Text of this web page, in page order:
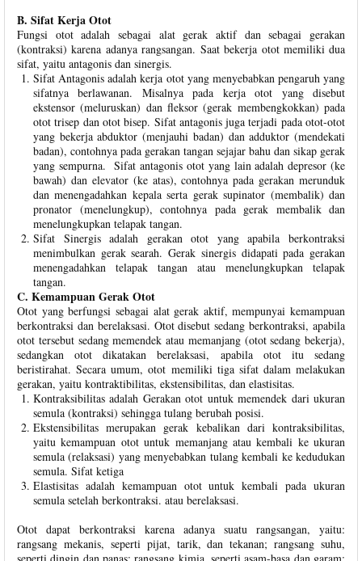
B. Sifat Kerja Otot
Fungsi otot adalah sebagai alat gerak aktif dan sebagai gerakan
(kontraksi) karena adanya rangsangan. Saat bekerja otot memiliki dua
sifat, yaitu antagonis dan sinergis.
Sifat Antagonis adalah kerja otot yang menyebabkan pengaruh yang
sifatnya berlawanan. Misalnya pada kerja otot yang disebut
ekstensor (meluruskan) dan fleksor (gerak membengkokkan) pada
otot trisep dan otot bisep. Sifat antagonis juga terjadi pada otot-otot
yang bekerja abduktor (menjauhi badan) dan adduktor (mendekati
badan), contohnya pada gerakan tangan sejajar bahu dan sikap gerak
yang sempurna. Sifat antagonis otot yang lain adalah depresor (ke
bawah) dan elevator (ke atas), contohnya pada gerakan merunduk
dan menengadahkan kepala serta gerak supinator (membalik) dan
pronator (menelungkup), contohnya pada gerak membalik dan
menelungkupkan telapak tangan.
Sifat Sinergis adalah gerakan otot yang apabila berkontraksi
menimbulkan gerak searah. Gerak sinergis didapati pada gerakan
menengadahkan telapak tangan atau menelungkupkan telapak
tangan.
C. Kemampuan Gerak Otot
Otot yang berfungsi sebagai alat gerak aktif, mempunyai kemampuan
berkontraksi dan berelaksasi. Otot disebut sedang berkontraksi, apabila
otot tersebut sedang memendek atau memanjang (otot sedang bekerja),
sedangkan otot dikatakan berelaksasi, apabila otot itu sedang
beristirahat. Secara umum, otot memiliki tiga sifat dalam melakukan
gerakan, yaitu kontraktibilitas, ekstensibilitas, dan elastisitas.
Kontraksibilitas adalah Gerakan otot untuk memendek dari ukuran
semula (kontraksi) sehingga tulang berubah posisi.
Ekstensibilitas merupakan gerak kebalikan dari kontraksibilitas,
yaitu kemampuan otot untuk memanjang atau kembali ke ukuran
semula (relaksasi) yang menyebabkan tulang kembali ke kedudukan
semula. Sifat ketiga
Elastisitas adalah kemampuan otot untuk kembali pada ukuran
semula setelah berkontraksi. atau berelaksasi.
Otot dapat berkontraksi karena adanya suatu rangsangan, yaitu:
rangsang mekanis, seperti pijat, tarik, dan tekanan; rangsang suhu,